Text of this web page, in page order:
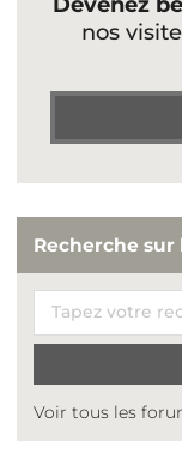
nos
Recherche sur
Voir tous les